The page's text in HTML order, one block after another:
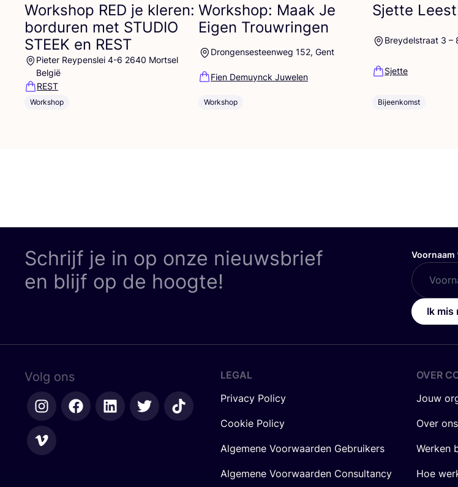
Workshop RED je kleren:
borduren met STUDIO
STEEK en REST
Pieter Reypenslei 4-6 2640 Mortsel
België
REST
Workshop
Workshop: Maak Je
Eigen Trouwringen
Drongensesteenweg 152, Gent
Fien Demuynck Juwelen
Workshop
Sjette
Breydelstraat 3 –
Sjette
Bijeenkomst
Schrijf je in op onze nieuwsbrief
en blijf op de hoogte!
Voornaam
Ik mis
Volg ons
LEGAL
Privacy Policy
Cookie Policy
Algemene Voorwaarden Gebruikers
Algemene Voorwaarden Consultancy
OVER
Jouw
Over ons
Werken
Hoe